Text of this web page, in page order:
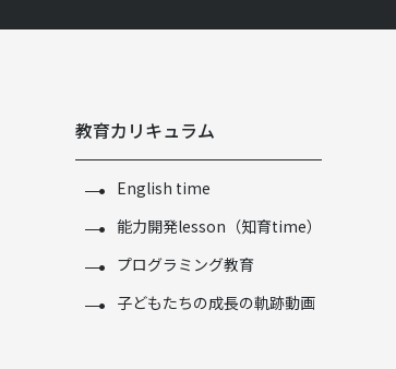
教育カリキュラム
English time
能力開発lesson（知育time）
プログラミング教育
子どもたちの成長の軌跡動画